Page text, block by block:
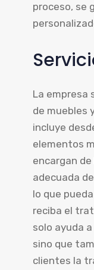
proceso, se
La empresa
de muebles
incluye
elementos
encargan
adecuada
lo que
reciba el
solo ayuda
sino que
clientes la